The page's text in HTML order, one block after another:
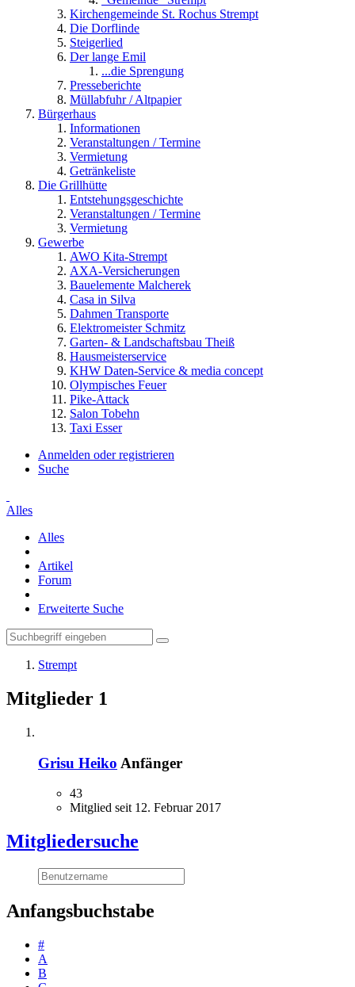
Kirchengemeinde St. Rochus Strempt
Die Dorflinde
Steigerlied
Der lange Emil
...die Sprengung
Presseberichte
Müllabfuhr / Altpapier
Bürgerhaus
Informationen
Veranstaltungen / Termine
Vermietung
Getränkeliste
Die Grillhütte
Entstehungsgeschichte
Veranstaltungen / Termine
Vermietung
Gewerbe
AWO Kita-Strempt
AXA-Versicherungen
Bauelemente Malcherek
Casa in Silva
Dahmen Transporte
Elektromeister Schmitz
Garten- & Landschaftsbau Theiß
Hausmeisterservice
KHW Daten-Service & media concept
Olympisches Feuer
Pike-Attack
Salon Tobehn
Taxi Esser
Anmelden oder registrieren
Suche
Alles
Alles
Artikel
Forum
Erweiterte Suche
Strempt
Mitglieder 1
Grisu Heiko Anfänger
43
Mitglied seit 12. Februar 2017
Mitgliedersuche
Anfangsbuchstabe
#
A
B